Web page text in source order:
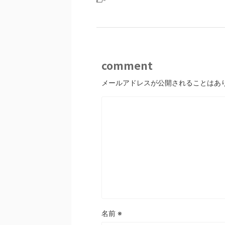
comment
メールアドレスが公開されることはあ
名前 ※